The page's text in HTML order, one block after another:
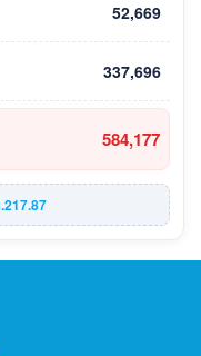
52,669
337,696
584,177